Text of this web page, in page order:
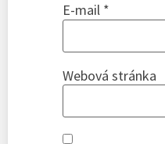
E-mail *
Webová stránka